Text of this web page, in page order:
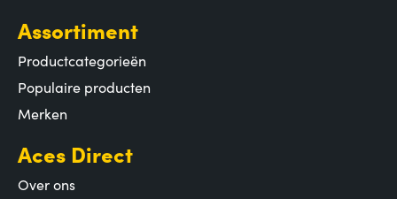
Assortiment
Productcategorieën
Populaire producten
Merken
Aces Direct
Over ons